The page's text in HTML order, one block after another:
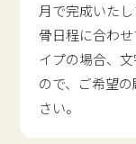
月で完成いた
骨日程に合わ
イプの場合、
ので、ご希望
さい。